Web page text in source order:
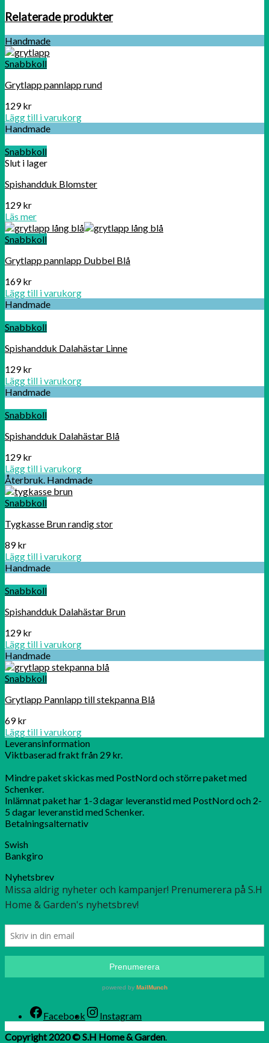
Relaterade produkter
Handmade
Snabbkoll
Grytlapp pannlapp rund
129kr
Lägg till i varukorg
Handmade
Snabbkoll
Slut i lager
Spishandduk Blomster
129kr
Läs mer
Snabbkoll
Grytlapp pannlapp Dubbel Blå
169kr
Lägg till i varukorg
Handmade
Snabbkoll
Spishandduk Dalahästar Linne
129kr
Lägg till i varukorg
Handmade
Snabbkoll
Spishandduk Dalahästar Blå
129kr
Lägg till i varukorg
Återbruk. Handmade
Snabbkoll
Tygkasse Brun randig stor
89kr
Lägg till i varukorg
Handmade
Snabbkoll
Spishandduk Dalahästar Brun
129kr
Lägg till i varukorg
Handmade
Snabbkoll
Grytlapp Pannlapp till stekpanna Blå
69kr
Lägg till i varukorg
Leveransinformation
Viktbaserad frakt från 29 kr.
Mindre paket skickas med PostNord och större paket med
Schenker.
Inlämnat paket har 1-3 dagar leveranstid med PostNord och 2-
5 dagar leveranstid med Schenker.
Betalningsalternativ
Swish
Bankgiro
Nyhetsbrev
Facebook
Instagram
Copyright 2020 © S.H Home & Garden.